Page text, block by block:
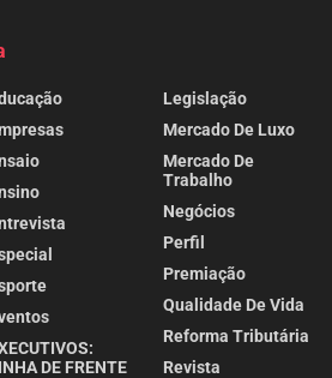
DE FRENTE
Legislação
Mercado De Luxo
Mercado De
Trabalho
Negócios
Perfil
Premiação
Qualidade De Vida
Reforma Tributária
Revista